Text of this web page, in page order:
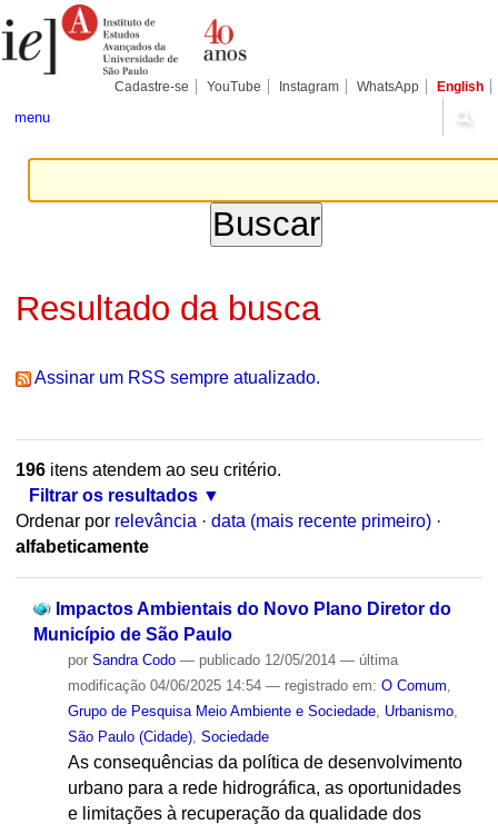
para
conteúdo.
Pessoais
Cadastre-se YouTube Instagram WhatsApp English
menu
Resultado da busca
Assinar um RSS sempre atualizado.
196itens atendem ao seu critério.
Filtrar os resultados
Ordenar por relevância · data (mais recente primeiro) ·
alfabeticamente
Impactos Ambientais do Novo Plano Diretor do
Município de São Paulo
por Sandra Codo — publicado12/05/2014 — última
modificação04/06/2025 14:54 — registrado em: O Comum
Grupo de Pesquisa Meio Ambiente e Sociedade, Urbanismo,
São Paulo (Cidade), Sociedade
As consequências da política de desenvolvimento
urbano para a rede hidrográfica, as oportunidades
e limitações à recuperação da qualidade dos